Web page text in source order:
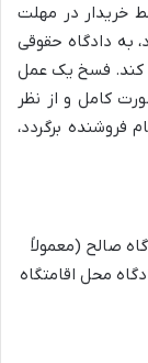
خریدار در مهلت
به دادگاه حقوقی
کند. فسخ یک عمل
کامل و از نظر
برگردد،
صالح (معمولاً
محل اقامتگاه